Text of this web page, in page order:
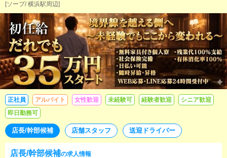
[ソープ/横浜駅周辺]
正社員 アルバイト 女性歓迎 未経験可 経験者歓迎
シニア歓迎
即日勤務可
店長/幹部候補 店舗スタッフ 送迎ドライバー
店長/幹部候補の求人情報